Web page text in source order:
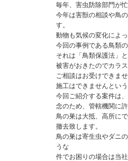
毎年、害虫防除部門が
今年は害獣の相談や鳥
す。
動物も気候の変化によ
今回の事例である鳥類
それは「鳥類保護法」
被害がおきたのでカラ
ご相談はお受けできま
施工はできませんとい
今回ご紹介する案件は
念のため、管轄機関に
鳥の巣は大抵、高所に
撤去致します。
鳥の巣は寄生虫やダニ
うな
件でお困りの場合は当